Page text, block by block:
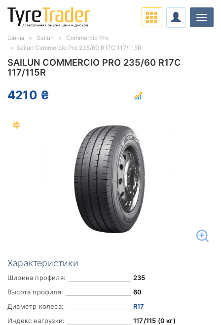
SAILUN COMMERCIO PRO 235/60 R17C
117/115R
4210 ₴
Характеристики
Ширина профиля:
235
Высота профиля:
60
Диаметр колеса:
R17
Индекс нагрузки:
117/115 (0 кг)
Шины Sailun
Commercio Pro
Sailun Commercio Pro 235/60 R17C 117/115R